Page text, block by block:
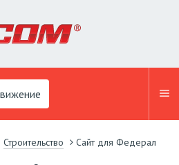
Строительство Сайт для Федерал